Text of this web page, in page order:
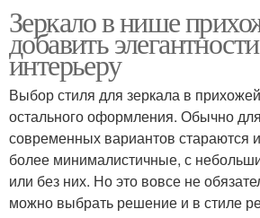
Зеркало в нише
добавить
интерьеру
Выбор стиля для зеркала в
остального оформления. Обычно
современных вариантов стараются
более минималистичные, с
или без них. Но это вовсе не
можно выбрать решение и в стиле